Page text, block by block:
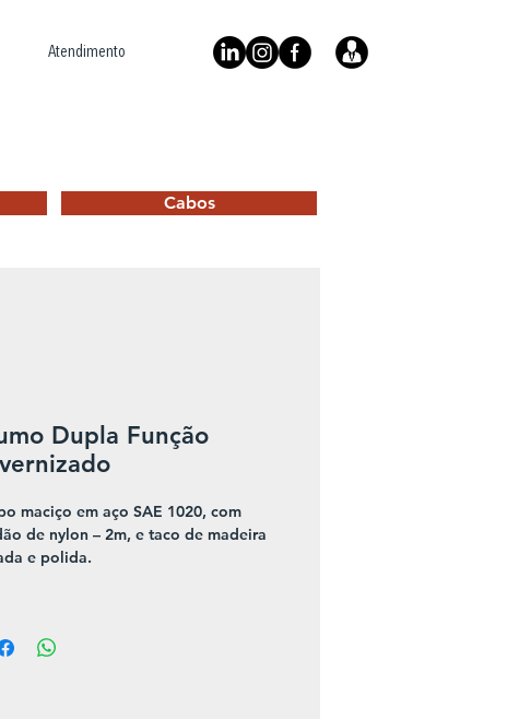
Atendimento
Cabos
Dupla Função
maciço em aço SAE 1020, com
de nylon – 2m, e taco de madeira
e polida.